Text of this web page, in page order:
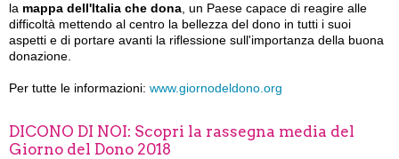
la mappa dell'Italia che dona , un Paese capace di reagire alle
difficoltà mettendo al centro la bellezza del dono in tutti i suoi
aspetti e di portare avanti la riflessione sull'importanza della buona
donazione.
Per tutte le informazioni: www.giornodeldono.org
DICONO DI NOI: Scopri la rassegna media del
Giorno del Dono 2018